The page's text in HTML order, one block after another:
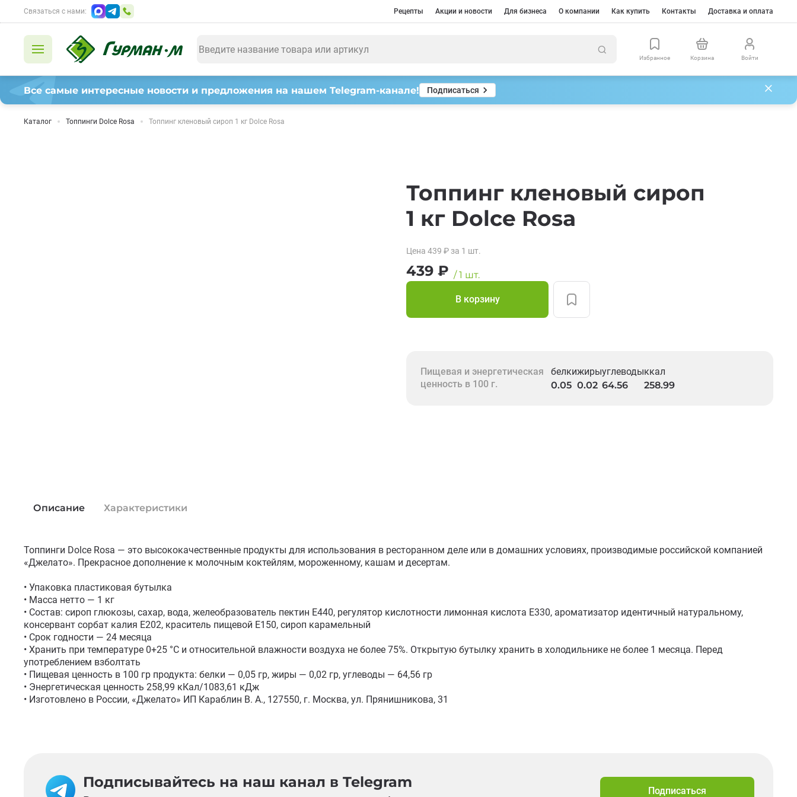
Связаться с нами: Рецепты Акции и новости Для бизнеса О компании Как купить Контакты Доставка и оплата
Избранное Корзина Войти
Все самые интересные новости и предложения на нашем Telegram-канале! Подписаться
Каталог Топпинги Dolce Rosa Топпинг кленовый сироп 1 кг Dolce Rosa
Топпинг кленовый сироп
1 кг Dolce Rosa
Цена 439 ₽ за 1 шт.
439 ₽ /1 шт.
В корзину
Пищевая и энергетическая
ценность в 100 г.
белки
0.05
жиры
0.02
углеводы
64.56
ккал
258.99
Описание Характеристики
Топпинги Dolce Rosa — это высококачественные продукты для использования в ресторанном деле или в домашних условиях, производимые российской компанией
«Джелато». Прекрасное дополнение к молочным коктейлям, мороженному, кашам и десертам.
• Упаковка пластиковая бутылка
• Масса нетто — 1 кг
• Состав: сироп глюкозы, сахар, вода, желеобразователь пектин Е440, регулятор кислотности лимонная кислота Е330, ароматизатор идентичный натуральному,
консервант сорбат калия Е202, краситель пищевой Е150, сироп карамельный
• Срок годности — 24 месяца
• Хранить при температуре 0+25 °С и относительной влажности воздуха не более 75%. Открытую бутылку хранить в холодильнике не более 1 месяца. Перед
употреблением взболтать
• Пищевая ценность в 100 гр продукта: белки — 0,05 гр, жиры — 0,02 гр, углеводы — 64,56 гр
• Энергетическая ценность 258,99 кКал/1083,61 кДж
• Изготовлено в России, «Джелато» ИП Караблин В. А., 127550, г. Москва, ул. Прянишникова, 31
Подписывайтесь на наш канал в Telegram Подписаться